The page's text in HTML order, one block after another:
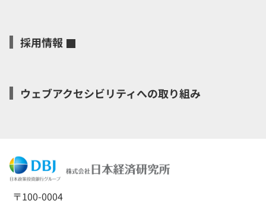
採用情報
ウェブアクセシビリティへの取り組み
〒100-0004